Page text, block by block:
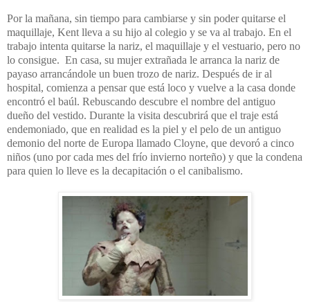
Por la mañana, sin tiempo para cambiarse y sin poder quitarse el
maquillaje, Kent lleva a su hijo al colegio y se va al trabajo. En el
trabajo intenta quitarse la nariz, el maquillaje y el vestuario, pero no
lo consigue. En casa, su mujer extrañada le arranca la nariz de
payaso arrancándole un buen trozo de nariz. Después de ir al
hospital, comienza a pensar que está loco y vuelve a la casa donde
encontró el baúl. Rebuscando descubre el nombre del antiguo
dueño del vestido. Durante la visita descubrirá que el traje está
endemoniado, que en realidad es la piel y el pelo de un antiguo
demonio del norte de Europa llamado Cloyne, que devoró a cinco
niños (uno por cada mes del frío invierno norteño) y que la condena
para quien lo lleve es la decapitación o el canibalismo.